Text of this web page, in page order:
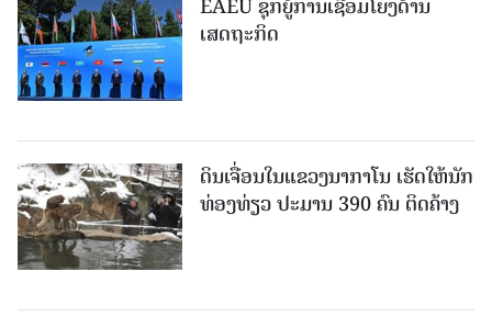
EAEU ຊຸກຍູ້ການເຊື່ອມໂຍງດ້ານ
ເສດຖະກິດ
ດິນເຈື່ອນໃນແຂວງນາກາໂນ ເຮັດໃຫ້ນັກ
ທ່ອງທ່ຽວ ປະມານ 390 ຄົນ ຕິດຄ້າງ